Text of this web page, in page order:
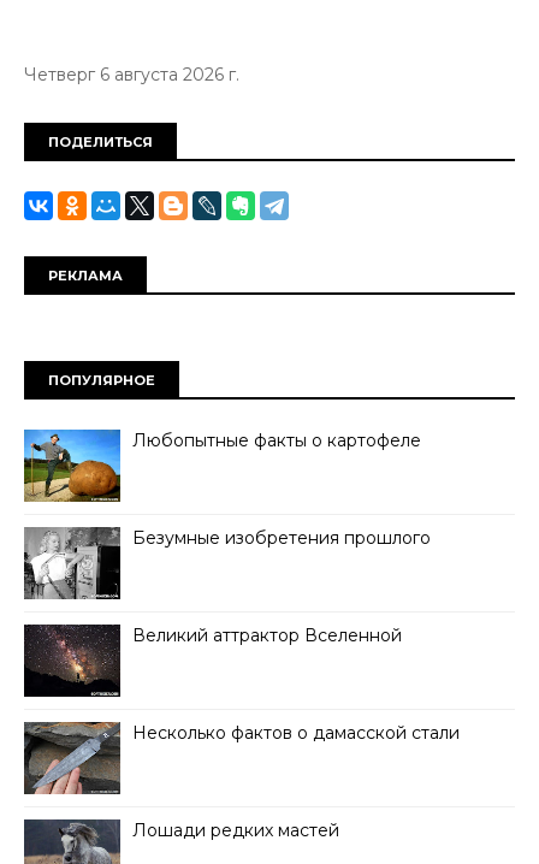
Четверг 6 августа 2026 г.
ПОДЕЛИТЬСЯ
РЕКЛАМА
ПОПУЛЯРНОЕ
Любопытные факты о картофеле
Безумные изобретения прошлого
Великий аттрактор Вселенной
Несколько фактов о дамасской стали
Лошади редких мастей